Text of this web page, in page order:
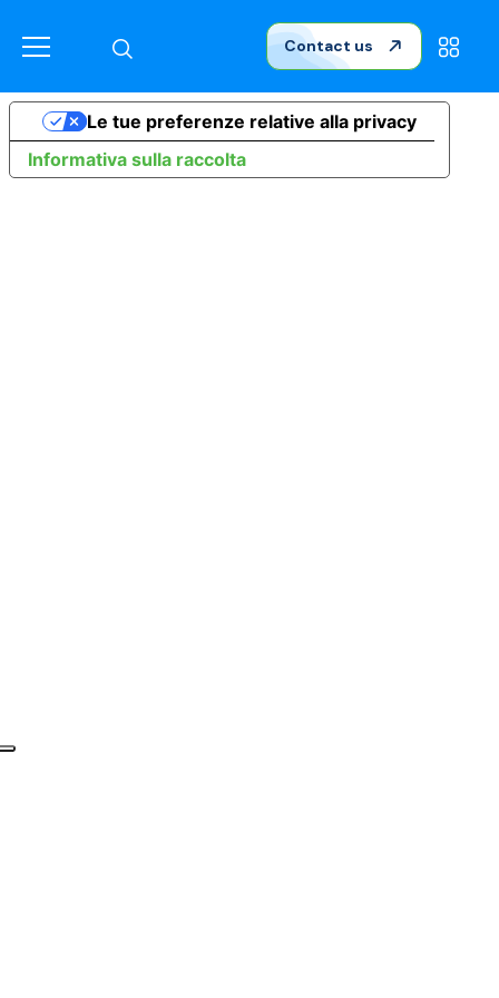
Contact us
Informativa sulla raccolta
Le tue preferenze relative alla privacy